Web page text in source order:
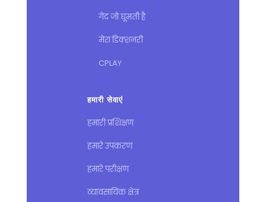
गेंद जो घूमती है
मेरा डिक्शनरी
CPLAY
हमारी सेवाएं
हमारी प्रशिक्षण
हमारे उपकरण
हमारे परीक्षण
व्यावसायिक क्षेत्र